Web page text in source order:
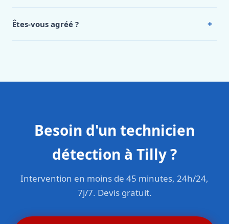
Êtes-vous agréé ? +
Besoin d'un technicien
détection à Tilly ?
Intervention en moins de 45 minutes, 24h/24,
7j/7. Devis gratuit.